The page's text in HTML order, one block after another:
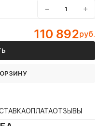
− +
110 892руб.
ОПЛАТАОТЗЫВЫ